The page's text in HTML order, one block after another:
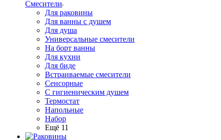
Смесители
Для раковины
Для ванны с душем
Для душа
Универсальные смесители
На борт ванны
Для кухни
Для биде
Встраиваемые смесители
Сенсорные
С гигиеническим душем
Термостат
Напольные
Набор
Ещё 11